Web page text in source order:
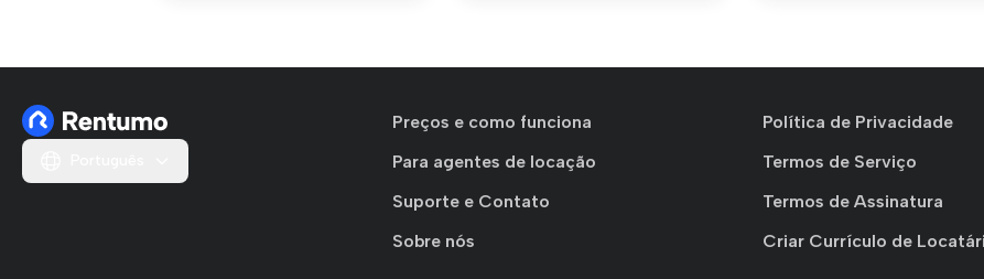
Preços e como funciona
Para agentes de locação
Suporte e Contato
Sobre nós
Política de Privacidade
Termos de Serviço
Termos de Assinatura
Criar Currículo de